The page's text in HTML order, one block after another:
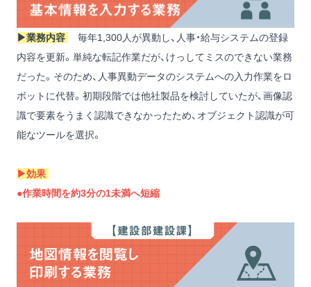
▶︎業務内容
毎年1,300人が異動し、人事・給与システムの登録
内容を更新。単純な転記作業だが、けっしてミスのできない業務
だった。そのため、人事異動データのシステムへの入力作業をロ
ボットに代替。初期段階では他社製品を検討していたが、画像認
識で要素をうまく認識できなかったため、オブジェクト認識が可
能なツールを選択。
▶︎効果
●作業時間を約3分の1未満へ短縮